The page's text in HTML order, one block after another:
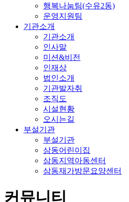
행복나눔팀(수유2동)
운영지원팀
기관소개
기관소개
인사말
미션&비전
인재상
법인소개
기관발자취
조직도
시설현황
오시는길
부설기관
부설기관
삼동어린이집
삼동지역아동센터
삼동재가방문요양센터
커뮤니티